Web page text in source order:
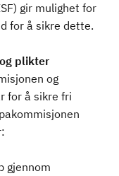
gir mulighet for
for å sikre dette.
plikter
og
for å sikre fri
gjennom